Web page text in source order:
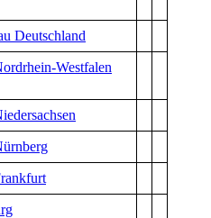
Deutschland
Westfalen